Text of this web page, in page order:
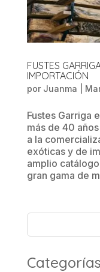
FUSTES
IMPORTACIÓN
por Juanma
Fustes Garriga
más de 40
a la
exóticas y de
amplio
gran gama de
Categorías